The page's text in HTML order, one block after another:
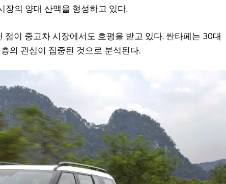
장의 양대 산맥을 형성하고 있다.
이 중고차 시장에서도 호평을 받고 있다. 싼타페는 30대
의 관심이 집중된 것으로 분석된다.